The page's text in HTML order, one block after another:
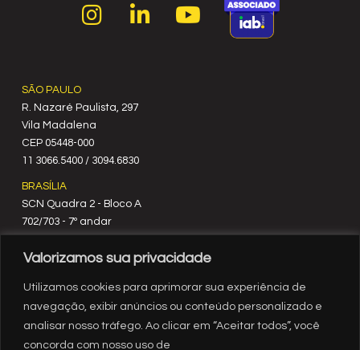
Valorizamos sua privacidade
Utilizamos cookies para aprimorar sua experiência de
navegação, exibir anúncios ou conteúdo personalizado e
analisar nosso tráfego. Ao clicar em “Aceitar todos”, você
concorda com nosso uso de
SÃO PAULO
R. Nazaré Paulista, 297
Vila Madalena
C‍EP 05448-000
11 3066.5400 / 3094.6830
BRASÍLIA
SCN Quadra 2 - Bloco A
702/703 - 7º andar
CEP 70712-900
61 3329.8200
RIO DE JANEIRO
Rua México, nº 3